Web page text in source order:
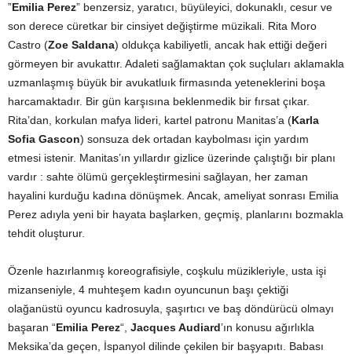
”Emilia Perez” benzersiz, yaratıcı, büyüleyici, dokunaklı, cesur ve
son derece cüretkar bir cinsiyet değiştirme müzikali. Rita Moro
Castro (Zoe Saldana) oldukça kabiliyetli, ancak hak ettiği değeri
görmeyen bir avukattır. Adaleti sağlamaktan çok suçluları aklamakla
uzmanlaşmış büyük bir avukatluık firmasında yeteneklerini boşa
harcamaktadır. Bir gün karşısına beklenmedik bir fırsat çıkar.
Rita’dan, korkulan mafya lideri, kartel patronu Manitas’a (Karla
Sofia Gascon) sonsuza dek ortadan kaybolması için yardım
etmesi istenir. Manitas’ın yıllardır gizlice üzerinde çalıştığı bir planı
vardır : sahte ölümü gerçekleştirmesini sağlayan, her zaman
hayalini kurduğu kadına dönüşmek. Ancak, ameliyat sonrası Emilia
Perez adıyla yeni bir hayata başlarken, geçmiş, planlarını bozmakla
tehdit oluşturur.
Özenle hazırlanmış koreografisiyle, coşkulu müzikleriyle, usta işi
mizanseniyle, 4 muhteşem kadın oyuncunun başı çektiği
olağanüstü oyuncu kadrosuyla, şaşırtıcı ve baş döndürücü olmayı
başaran “Emilia Perez“, Jacques Audiard’ın konusu ağırlıkla
Meksika’da geçen, İspanyol dilinde çekilen bir başyapıtı. Babası